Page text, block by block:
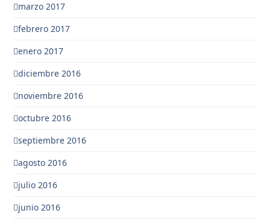
marzo 2017
febrero 2017
enero 2017
diciembre 2016
noviembre 2016
octubre 2016
septiembre 2016
agosto 2016
julio 2016
junio 2016